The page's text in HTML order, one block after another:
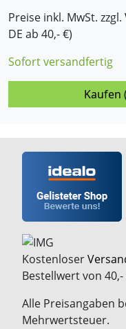
Preise inkl. MwSt. zzgl.
DE ab 40,- €)
Sofort versandfertig
Kaufen
Kostenloser
Bestellwert von 40,-
Alle Preisangaben
Mehrwertsteuer.